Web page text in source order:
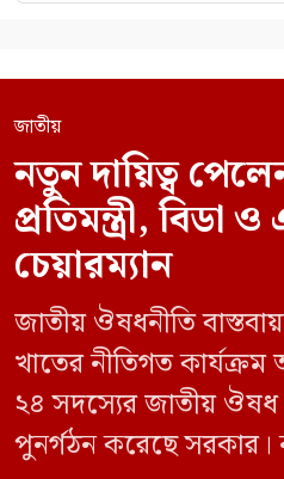
জাতীয়
নতুন দায়িত্ব পেলেন
প্রতিমন্ত্রী, বিডা
চেয়ারম্যান
জাতীয় ঔষধনীতি
খাতের নীতিগত
২৪ সদস্যের জাতীয় ঔষধ
পুনর্গঠন করেছে